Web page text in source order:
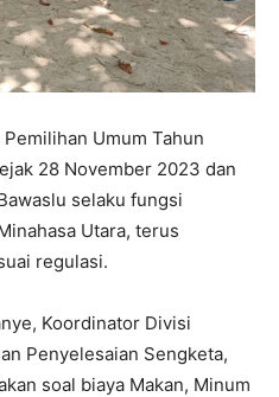
Umum Tahun
28 November 2023 dan
selaku fungsi
Utara, terus
regulasi.
Koordinator Divisi
Penyelesaian Sengketa,
soal biaya Makan, Minum